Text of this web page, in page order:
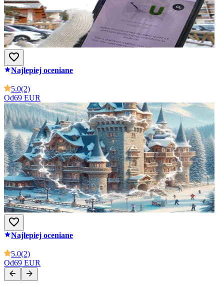
Najlepiej oceniane
5.0(2)
Od69 EUR
Najlepiej oceniane
5.0(2)
Od69 EUR